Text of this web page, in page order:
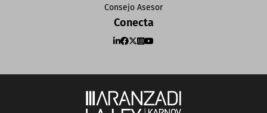
Consejo Asesor
Conecta